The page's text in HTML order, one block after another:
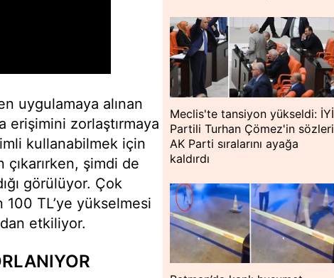
uygulamaya alınan
erişimini zorlaştırmaya
kullanabilmek için
şimdi de
görülüyor. Çok
100 TL’ye yükselmesi
etkiliyor.
Meclis'te tansiyon yükseldi: İYİ
Partili Turhan Çömez'in sözleri
AK Parti sıralarını ayağa
kaldırdı